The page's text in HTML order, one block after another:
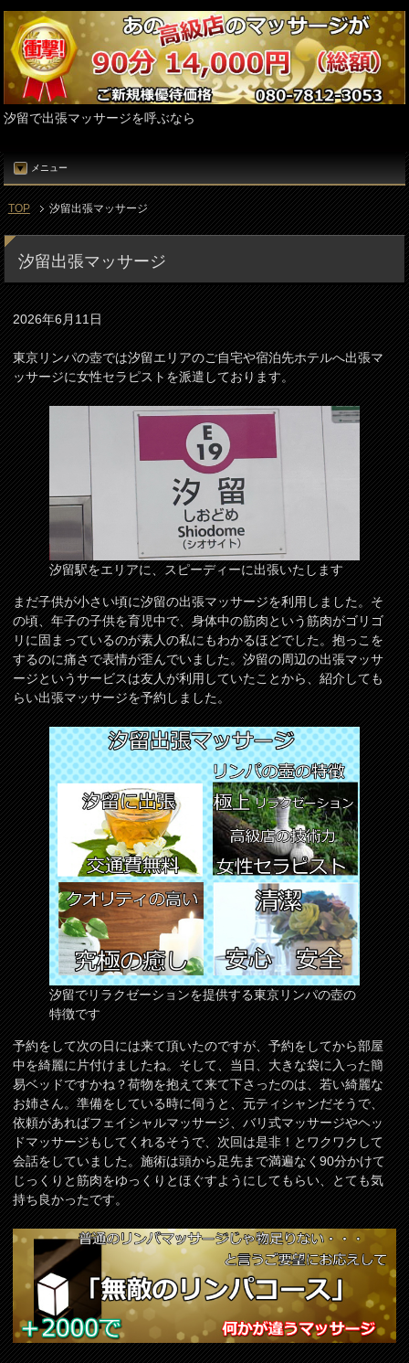
汐留で出張マッサージを呼ぶなら
メニュー
TOP 汐留出張マッサージ
汐留出張マッサージ
2026年6月11日
東京リンパの壺では汐留エリアのご自宅や宿泊先ホテルへ出張マ
ッサージに女性セラピストを派遣しております。
汐留駅をエリアに、スピーディーに出張いたします
まだ子供が小さい頃に汐留の出張マッサージを利用しました。そ
の頃、年子の子供を育児中で、身体中の筋肉という筋肉がゴリゴ
リに固まっているのが素人の私にもわかるほどでした。抱っこを
するのに痛さで表情が歪んでいました。汐留の周辺の出張マッサ
ージというサービスは友人が利用していたことから、紹介しても
らい出張マッサージを予約しました。
汐留でリラクゼーションを提供する東京リンパの壺の
特徴です
予約をして次の日には来て頂いたのですが、予約をしてから部屋
中を綺麗に片付けましたね。そして、当日、大きな袋に入った簡
易ベッドですかね？荷物を抱えて来て下さったのは、若い綺麗な
お姉さん。準備をしている時に伺うと、元ティシャンだそうで、
依頼があればフェイシャルマッサージ、バリ式マッサージやヘッ
ドマッサージもしてくれるそうで、次回は是非！とワクワクして
会話をしていました。施術は頭から足先まで満遍なく90分かけて
じっくりと筋肉をゆっくりとほぐすようにしてもらい、とても気
持ち良かったです。